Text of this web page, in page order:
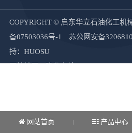
COPYRIGHT © 启东华立石油化工机
备07503036号-1
苏公网安备
持：HUOSU
网站首页 产品中心